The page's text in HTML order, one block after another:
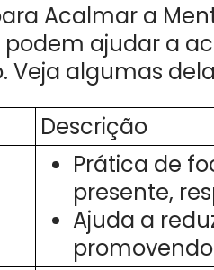
Acalmar a
ajudar a
Veja algumas
Descrição
Prática de
presente,
Ajuda a